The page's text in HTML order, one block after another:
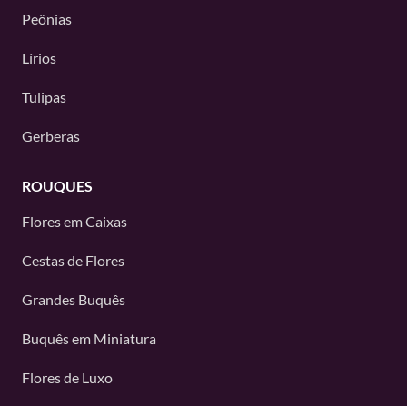
Peônias
Lírios
Tulipas
Gerberas
ROUQUES
Flores em Caixas
Cestas de Flores
Grandes Buquês
Buquês em Miniatura
Flores de Luxo